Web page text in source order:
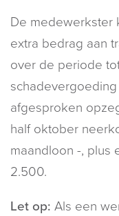
De medewerkster
extra bedrag aan
over de periode
afgesproken
half oktober
maandloon -, plus
2.500.
Let op: Als een